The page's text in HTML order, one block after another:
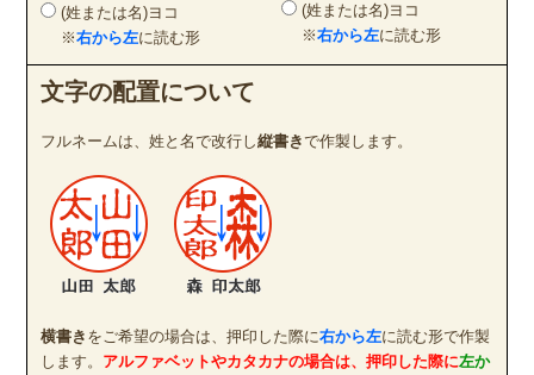
(姓または名)ヨコ
※右から左に読む形
(姓または名)ヨコ
※右から左に読む形
文字の配置について
フルネームは、姓と名で改行し縦書きで作製します。
横書き をご希望の場合は、押印した際に右から左に読む形で作製
します。 アルファベットやカタカナの場合は、押印した際に左か